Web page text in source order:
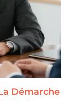
Démarche